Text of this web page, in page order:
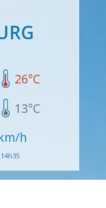
26°C
13°C
h